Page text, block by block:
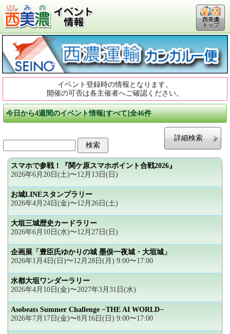
西美濃
トップ
イベント登録時の情報となります。
開催の可否は各主催者へご確認ください。
今日から4週間のイベント情報[すべて]全46件
詳細検索
スマホで参戦！『関ケ原スマホポイント合戦2026』
2026年6月20日(土)〜12月13日(日)
お城LINEスタンプラリー
2026年4月24日(金)〜12月26日(土)
大垣三城歴史カードラリー
2026年6月10日(水)〜12月27日(日)
企画展「豊臣氏ゆかりの城 墨俣一夜城・大垣城」
2026年1月4日(日)〜12月28日(月) 9:00〜17:00
水都大垣ワンダーラリー
2026年4月10日(金)〜2027年3月31日(水)
Asobeats Summer Challenge −THE AI WORLD−
2026年7月17日(金)〜8月16日(日) 9:00〜17:00